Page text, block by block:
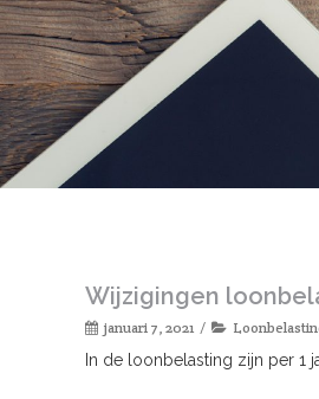
Wijzigingen
januari 7, 2021
In de loonbelasting zijn per 1